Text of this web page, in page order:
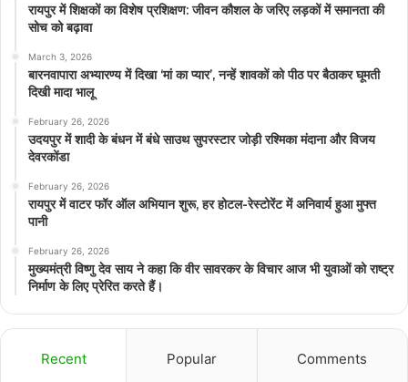
रायपुर में शिक्षकों का विशेष प्रशिक्षण: जीवन कौशल के जरिए लड़कों में समानता की
सोच को बढ़ावा
March 3, 2026
बारनवापारा अभ्यारण्य में दिखा ‘मां का प्यार’, नन्हें शावकों को पीठ पर बैठाकर घूमती
दिखी मादा भालू
February 26, 2026
उदयपुर में शादी के बंधन में बंधे साउथ सुपरस्टार जोड़ी रश्मिका मंदाना और विजय
देवरकोंडा
February 26, 2026
रायपुर में वाटर फॉर ऑल अभियान शुरू, हर होटल-रेस्टोरेंट में अनिवार्य हुआ मुफ्त
पानी
February 26, 2026
मुख्यमंत्री विष्णु देव साय ने कहा कि वीर सावरकर के विचार आज भी युवाओं को राष्ट्र
निर्माण के लिए प्रेरित करते हैं।
Recent Popular Comments